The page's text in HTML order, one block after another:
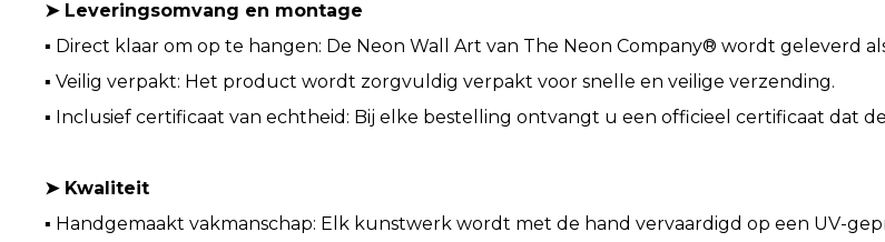
➤ Leveringsomvang en montage
▪ Direct klaar om op te hangen: De Neon Wall Art van The Neon Company® wordt geleverd
▪ Veilig verpakt: Het product wordt zorgvuldig verpakt voor snelle en veilige verzending.
▪ Inclusief certificaat van echtheid: Bij elke bestelling ontvangt u een officieel certificaat dat
➤ Kwaliteit
▪ Handgemaakt vakmanschap: Elk kunstwerk wordt met de hand vervaardigd op een UV-